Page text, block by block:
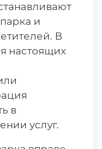
и
В
настоящих
в
услуг.